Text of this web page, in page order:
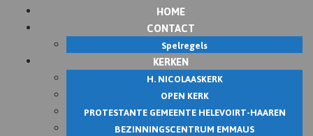
HOME
CONTACT
Spelregels
KERKEN
H. NICOLAASKERK
OPEN KERK
PROTESTANTE GEMEENTE HELEVOIRT-HAAREN
BEZINNINGSCENTRUM EMMAUS